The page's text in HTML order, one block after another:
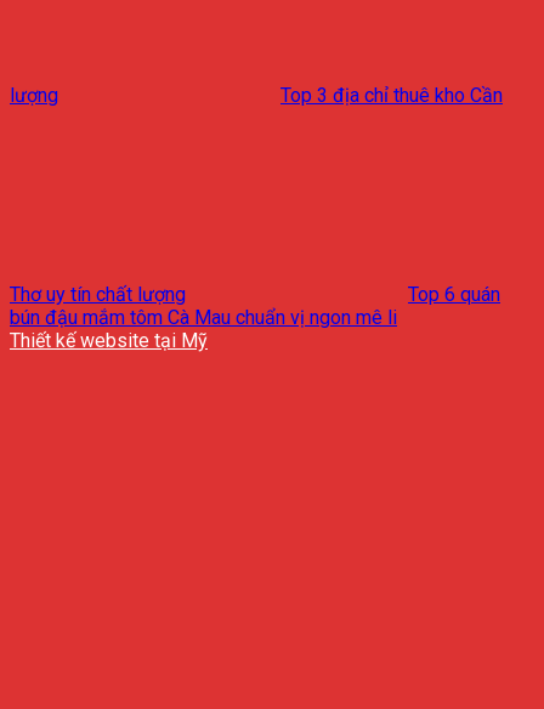
lượng Top 3 địa chỉ thuê kho Cần
Thơ uy tín chất lượng
Top 6 quán
bún đậu mắm tôm Cà Mau chuẩn vị ngon mê li
Thiết kế website tại Mỹ